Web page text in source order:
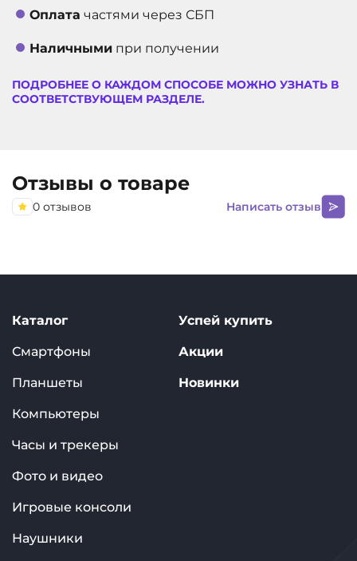
Оплата частями через СБП
Наличными при получении
ПОДРОБНЕЕ О КАЖДОМ СПОСОБЕ МОЖНО УЗНАТЬ В
СООТВЕТСТВУЮЩЕМ РАЗДЕЛЕ.
Отзывы о товаре
0 отзывов Написать отзыв
Каталог
Смартфоны
Планшеты
Компьютеры
Часы и трекеры
Фото и видео
Игровые консоли
Наушники
Успей купить
Акции
Новинки